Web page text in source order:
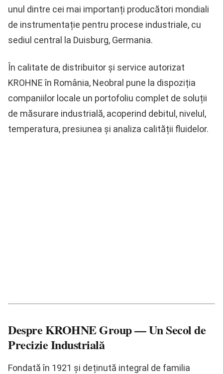
unul dintre cei mai importanți producători mondiali
de instrumentație pentru procese industriale, cu
sediul central la Duisburg, Germania.
În calitate de distribuitor și service autorizat
KROHNE în România, Neobral pune la dispoziția
companiilor locale un portofoliu complet de soluții
de măsurare industrială, acoperind debitul, nivelul,
temperatura, presiunea și analiza calității fluidelor.
Despre KROHNE Group — Un Secol de
Precizie Industrială
Fondată în 1921 și deținută integral de familia